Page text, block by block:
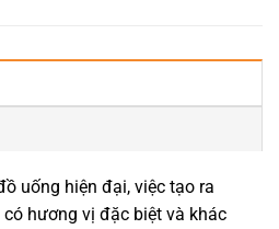
uống hiện đại, việc tạo ra
hương vị đặc biệt và khác